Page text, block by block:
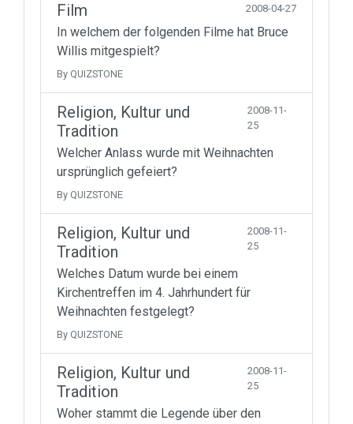
Film 2008-04-27
In welchem der folgenden Filme hat Bruce
Willis mitgespielt?
By QUIZSTONE
Religion, Kultur und
Tradition
2008-11-
25
Welcher Anlass wurde mit Weihnachten
ursprünglich gefeiert?
By QUIZSTONE
Religion, Kultur und
Tradition
2008-11-
25
Welches Datum wurde bei einem
Kirchentreffen im 4. Jahrhundert für
Weihnachten festgelegt?
By QUIZSTONE
Religion, Kultur und
Tradition
2008-11-
25
Woher stammt die Legende über den